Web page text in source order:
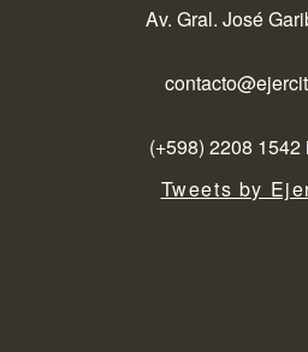
Av. Gral. José
(+598) 2208 1542
Tweets by